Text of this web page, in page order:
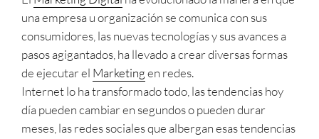
una empresa u organización se comunica con sus
consumidores, las nuevas tecnologías y sus avances a
pasos agigantados, ha llevado a crear diversas formas
de ejecutar el Marketingen redes.
Internet lo ha transformado todo, las tendencias hoy
día pueden cambiar en segundos o pueden durar
meses, las redes sociales que albergan esas tendencias